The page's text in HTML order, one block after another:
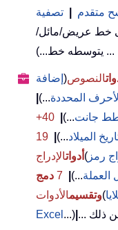
متقدم
تصفية
خط عريض/مائل/
يتوسطه خط...) ...
النصوص( إضافة
المحددة...)
جانت...)
40+
الميلاد...)
19
أدواتالإدراج (
العملة...)
7 دمج
وتقسيمالأدوات (
Excel ...) من ذلك